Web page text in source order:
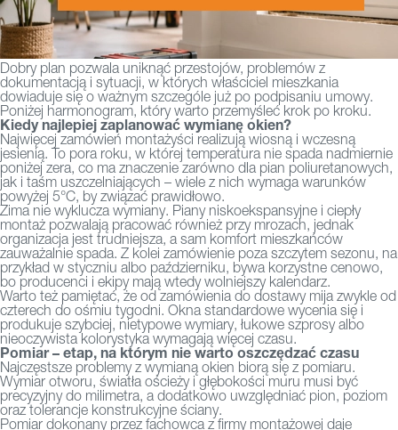
Dobry plan pozwala uniknąć przestojów, problemów z
dokumentacją i sytuacji, w których właściciel mieszkania
dowiaduje się o ważnym szczególe już po podpisaniu umowy.
Poniżej harmonogram, który warto przemyśleć krok po kroku.
Kiedy najlepiej zaplanować wymianę okien?
Najwięcej zamówień montażyści realizują wiosną i wczesną
jesienią. To pora roku, w której temperatura nie spada nadmiernie
poniżej zera, co ma znaczenie zarówno dla pian poliuretanowych,
jak i taśm uszczelniających – wiele z nich wymaga warunków
powyżej 5°C, by związać prawidłowo.
Zima nie wyklucza wymiany. Piany niskoekspansyjne i ciepły
montaż pozwalają pracować również przy mrozach, jednak
organizacja jest trudniejsza, a sam komfort mieszkańców
zauważalnie spada. Z kolei zamówienie poza szczytem sezonu, na
przykład w styczniu albo październiku, bywa korzystne cenowo,
bo producenci i ekipy mają wtedy wolniejszy kalendarz.
Warto też pamiętać, że od zamówienia do dostawy mija zwykle od
czterech do ośmiu tygodni. Okna standardowe wycenia się i
produkuje szybciej, nietypowe wymiary, łukowe szprosy albo
nieoczywista kolorystyka wymagają więcej czasu.
Pomiar – etap, na którym nie warto oszczędzać czasu
Najczęstsze problemy z wymianą okien biorą się z pomiaru.
Wymiar otworu, światła ościeży i głębokości muru musi być
precyzyjny do milimetra, a dodatkowo uwzględniać pion, poziom
oraz tolerancje konstrukcyjne ściany.
Pomiar dokonany przez fachowca z firmy montażowej daje